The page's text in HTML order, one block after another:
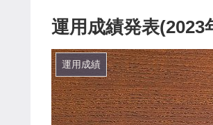
運用成績発表(2023
運用成績